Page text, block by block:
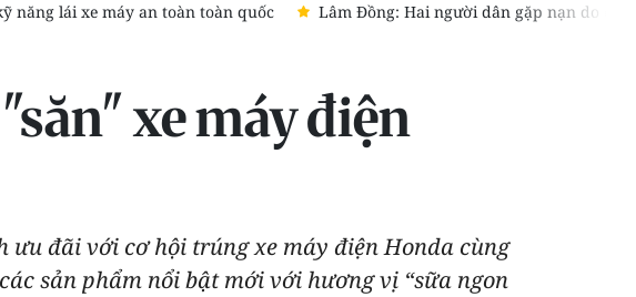
năng lái xe máy an toàn toàn quốc Lâm Đồng: Hai người dân gặp nạn do
xe máy điện
ưu đãi với cơ hội trúng xe máy điện Honda cùng
sản phẩm nổi bật mới với hương vị “sữa ngon